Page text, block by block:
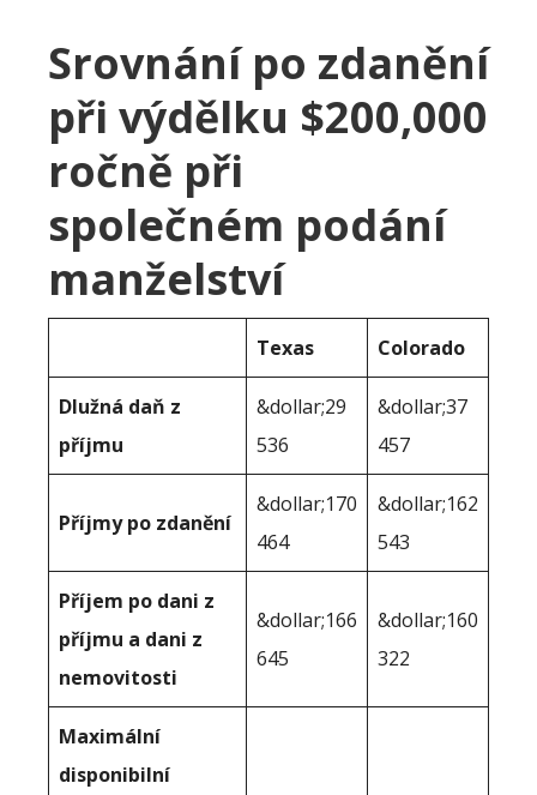
Srovnání po zdanění
při výdělku $200,000
ročně při
společném podání
manželství
Texas Colorado
Dlužná daň z
příjmu
&dollar;29
536
&dollar;37
457
Příjmy po zdanění
&dollar;170
464
&dollar;162
543
Příjem po dani z
příjmu a dani z
nemovitosti
&dollar;166
645
&dollar;160
322
Maximální
disponibilní